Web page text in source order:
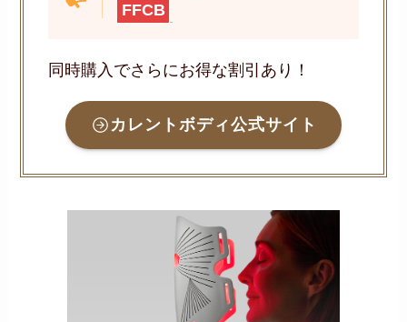
FFCB
同時購入でさらにお得な割引あり！
カレントボディ公式サイト